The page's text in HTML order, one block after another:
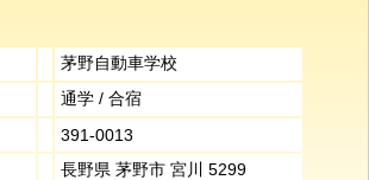
茅野自動車学校
通学 / 合宿
391-0013
長野県 茅野市 宮川 5299